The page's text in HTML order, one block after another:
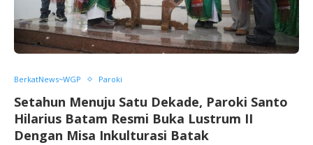
BerkatNews~WGP Paroki
Setahun Menuju Satu Dekade, Paroki Santo
Hilarius Batam Resmi Buka Lustrum II
Dengan Misa Inkulturasi Batak